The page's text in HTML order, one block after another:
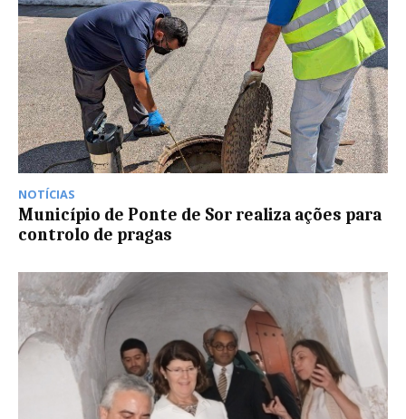
NOTÍCIAS
Município de Ponte de Sor realiza ações para
controlo de pragas